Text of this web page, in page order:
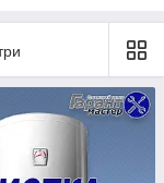
або заміна,
годин. У будь-
при
гарячу воду або
бойлера - це не
агрегату,